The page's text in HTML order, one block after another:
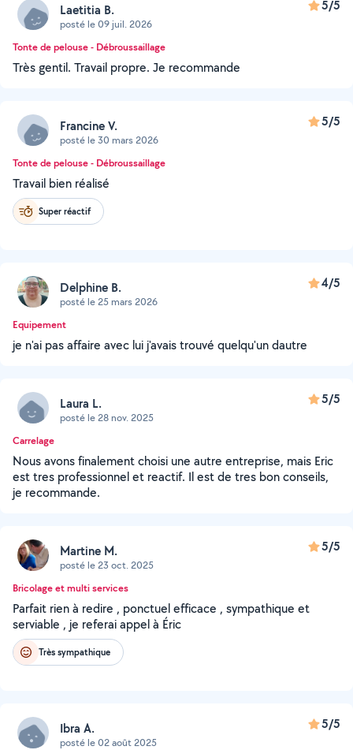
Laetitia B.
posté le 09 juil. 2026
5/5
Tonte de pelouse - Débroussaillage
Très gentil. Travail propre. Je recommande
Francine V.
posté le 30 mars 2026
5/5
Tonte de pelouse - Débroussaillage
Travail bien réalisé
Super réactif
Delphine B.
posté le 25 mars 2026
4/5
Equipement
je n'ai pas affaire avec lui j'avais trouvé quelqu'un dautre
Laura L.
posté le 28 nov. 2025
5/5
Carrelage
Nous avons finalement choisi une autre entreprise, mais Eric
est tres professionnel et reactif. Il est de tres bon conseils,
je recommande.
Martine M.
posté le 23 oct. 2025
5/5
Bricolage et multi services
Parfait rien à redire , ponctuel efficace , sympathique et
serviable , je referai appel à Éric
Très sympathique
Ibra A.
posté le 02 août 2025
5/5